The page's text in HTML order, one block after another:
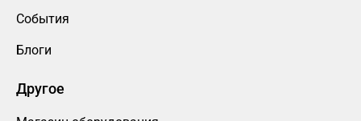
События
Блоги
Другое